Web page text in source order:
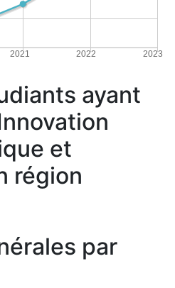
2021 2022 2023
ayant
et
région
par